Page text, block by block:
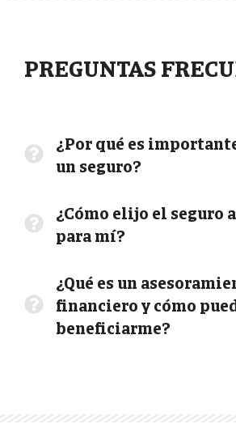
PREGUNTAS
¿Por qué es
un seguro?
¿Cómo elijo el seguro
para mí?
¿Qué es un
financiero y cómo
beneficiarme?